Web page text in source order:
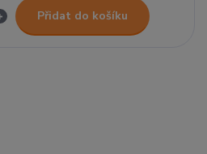
Přidat do košíku